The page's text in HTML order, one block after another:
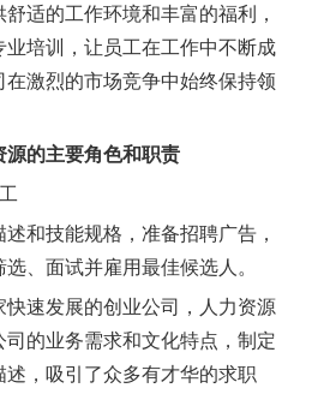
适的工作环境和丰富的福利，
业培训，让员工在工作中不断成
在激烈的市场竞争中始终保持领
源的主要角色和职责
述和技能规格，准备招聘广告，
、面试并雇用最佳候选人。
快速发展的创业公司，人力资源
司的业务需求和文化特点，制定
述，吸引了众多有才华的求职